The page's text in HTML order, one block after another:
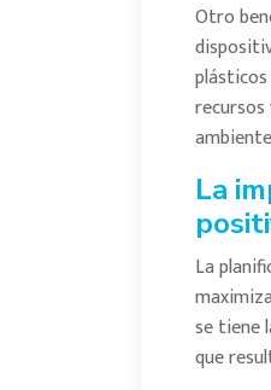
Otro
La
La
se tiene
que